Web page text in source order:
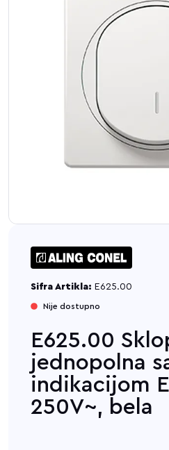
Sifra Artikla: E625.00
Nije dostupno
E625.00
jednopolna
indikacijom
250V~, bela